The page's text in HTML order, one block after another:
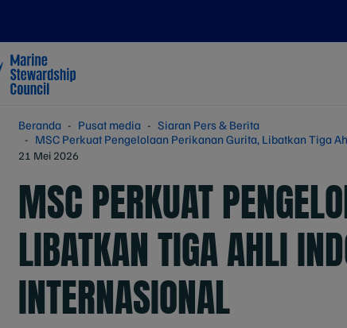
Beranda Pusat media
Siaran Pers & Berita
MSC Perkuat Pengelolaan Perikanan Gurita, Libatkan Tiga
21 Mei 2026
MSC PERKUAT
LIBATKAN TIGA AHLI
INTERNASIONAL